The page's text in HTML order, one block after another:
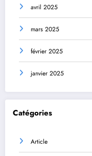
avril 2025
mars 2025
février 2025
janvier 2025
Catégories
Article